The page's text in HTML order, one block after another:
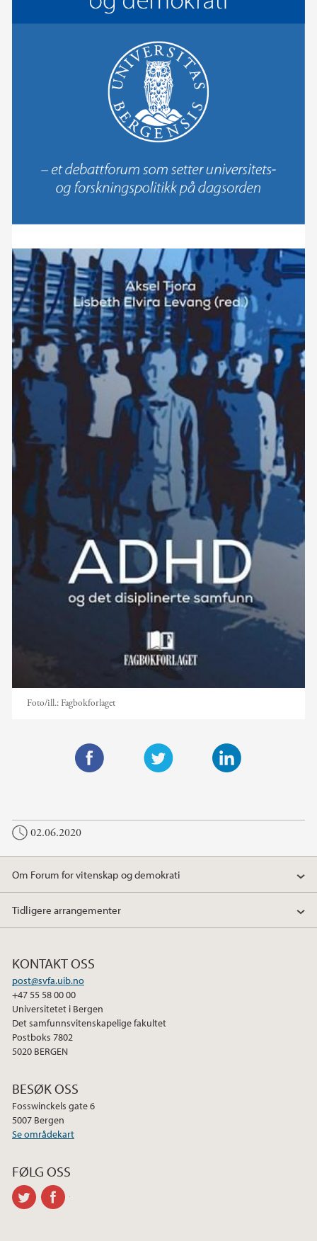
Foto/ill.: Fagbokforlaget
i
t
e
r
n
e
I
c
e
b
o
o
k
02.06.2020
Om Forum for vitenskap og demokrati
Tidligere arrangementer
KONTAKT OSS
post@svfa.uib.no
+47 55 58 00 00
Universitetet i Bergen
Det samfunnsvitenskapelige fakultet
Postboks 7802
5020 BERGEN
BESØK OSS
Fosswinckels gate 6
5007 Bergen
Se områdekart
FØLG OSS
twitter